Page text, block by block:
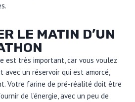
LE MATIN D’UN
est très important, car vous voulez
un réservoir qui est amorcé,
Votre farine de pré-réalité doit être
de l’énergie, avec un peu de